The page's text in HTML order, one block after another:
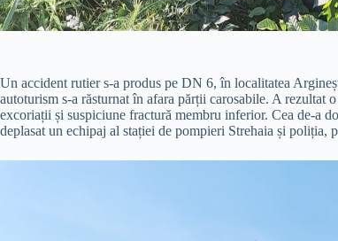
Un accident rutier s-a produs pe DN 6, în localitatea
autoturism s-a răsturnat în afara părții carosabile. A
excoriații și suspiciune fractură membru inferior. Cea de-a
deplasat un echipaj al stației de pompieri Strehaia și poliția,